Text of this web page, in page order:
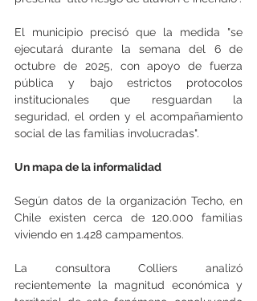
El municipio precisó que la medida "se
ejecutará durante la semana del 6 de
octubre de 2025, con apoyo de fuerza
pública y bajo estrictos protocolos
institucionales que resguardan la
seguridad, el orden y el acompañamiento
social de las familias involucradas".
Un mapa de la informalidad
Según datos de la organización Techo, en
Chile existen cerca de 120.000 familias
viviendo en 1.428 campamentos.
La consultora Colliers analizó
recientemente la magnitud económica y